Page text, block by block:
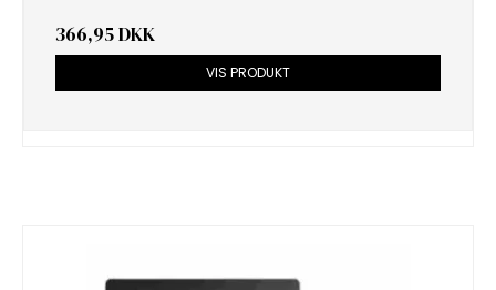
366,95 DKK
VIS PRODUKT